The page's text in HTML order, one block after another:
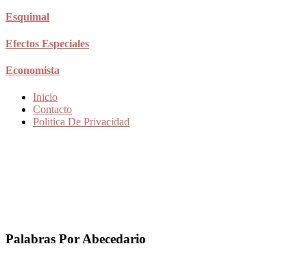
Esquimal
Efectos Especiales
Economista
Inicio
Contacto
Politica De Privacidad
Palabras Por Abecedario